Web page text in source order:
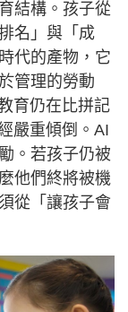
結構。孩子從
名」與「成
代的產物，它
管理的勞動
育仍在比拼記
嚴重傾倒。AI
。若孩子仍被
他們終將被機
從「讓孩子會